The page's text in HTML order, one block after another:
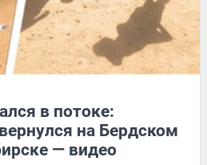
в потоке:
на Бердском
— видео